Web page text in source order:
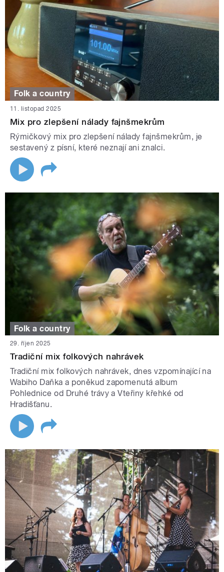
Folk a country
11. listopad 2025
Mix pro zlepšení nálady fajnšmekrům
Rýmičkový mix pro zlepšení nálady fajnšmekrům, je
sestavený z písní, které neznají ani znalci.
Folk a country
29. říjen 2025
Tradiční mix folkových nahrávek
Tradiční mix folkových nahrávek, dnes vzpomínající na
Wabiho Daňka a poněkud zapomenutá album
Pohlednice od Druhé trávy a Vteřiny křehké od
Hradišťanu.